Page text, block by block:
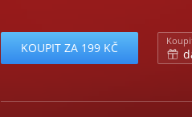
KOUPIT ZA 199 KČ